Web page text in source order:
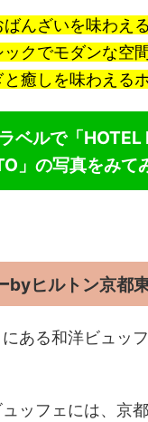
んざいを味わえ
ックでモダンな空
と癒しを味わえる
ベルで「HOTEL
」の写真をみて
byヒルトン京都
ある和洋ビュッ
ッフェには、京